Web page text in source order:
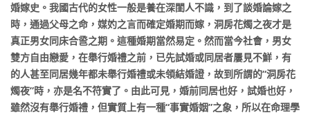
婚嫁史。我國古代的女性一般是養在深閨人不識，到了談婚論嫁之
時，通過父母之命，媒妁之言而確定婚期而嫁，洞房花燭之夜才是
真正男女同床合巹之期。這種婚期當然易定。然而當今社會，男女
雙方自由戀愛，在舉行婚禮之前，已先試婚或同居者屢見不鮮，有
的人甚至同居幾年都未舉行婚禮或未領結婚證，故到所謂的“洞房花
燭夜”時，亦是名不符實了。由此可見，婚前同居也好，試婚也好，
雖然沒有舉行婚禮，但實質上有一種“事實婚姻”之象，所以在命理學